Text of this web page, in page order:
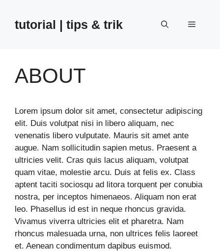
contenttutorial | tips & trik Menu
ABOUT
Lorem ipsum dolor sit amet, consectetur adipiscing
elit. Duis volutpat nisi in libero aliquam, nec
venenatis libero vulputate. Mauris sit amet ante
augue. Nam sollicitudin sapien metus. Praesent a
ultricies velit. Cras quis lacus aliquam, volutpat
quam vitae, molestie arcu. Duis at felis ex. Class
aptent taciti sociosqu ad litora torquent per conubia
nostra, per inceptos himenaeos. Aliquam non erat
leo. Phasellus id est in neque rhoncus gravida.
Vivamus viverra ultricies elit et pharetra. Nam
rhoncus malesuada urna, non ultrices felis laoreet
et. Aenean condimentum dapibus euismod.